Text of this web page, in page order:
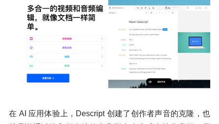
在 AI 应用体验上，Descript 创建了创作者声音的克隆，也